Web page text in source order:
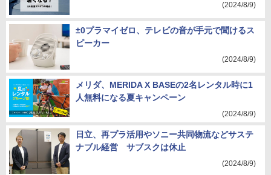
(2024/8/9)
±0プラマイゼロ、テレビの音が手元で聞けるス
ピーカー
(2024/8/9)
メリダ、MERIDA X BASEの2名レンタル時に1
人無料になる夏キャンペーン
(2024/8/9)
日立、再プラ活用やソニー共同物流などサステ
ナブル経営 サブスクは休止
(2024/8/9)